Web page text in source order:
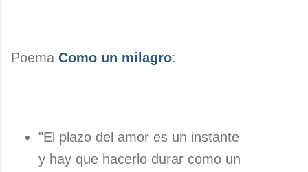
Poema Como un milagro:
"El plazo del amor es un instante
y hay que hacerlo durar como un